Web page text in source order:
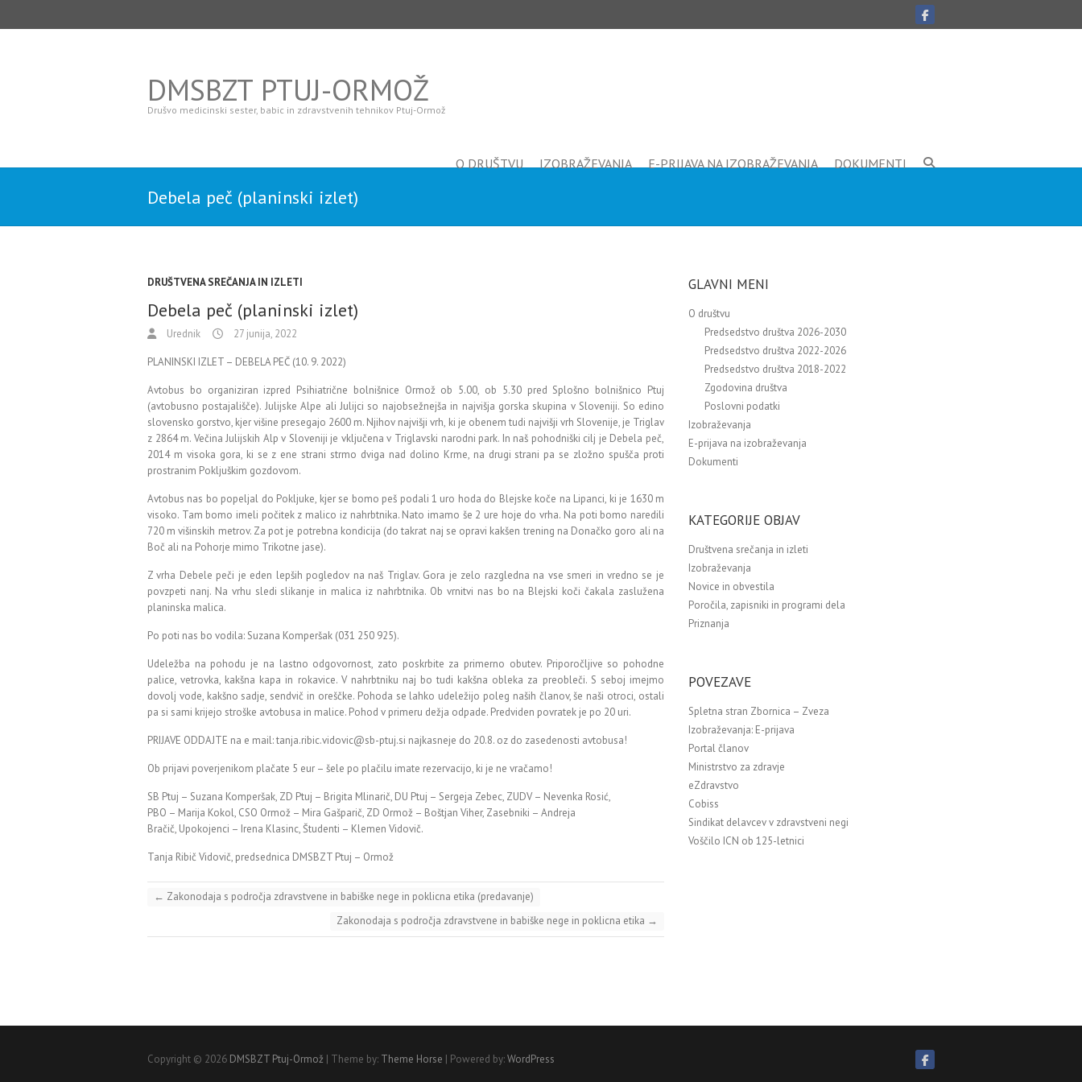
DMSBZT PTUJ-ORMOŽ
Drušvo medicinski sester, babic in zdravstvenih tehnikov Ptuj-Ormož
O DRUŠTVU IZOBRAŽEVANJA E-PRIJAVA NA IZOBRAŽEVANJA DOKUMENTI
Debela peč (planinski izlet)
DRUŠTVENA SREČANJA IN IZLETI
Debela peč (planinski izlet)
Urednik 27 junija, 2022
PLANINSKI IZLET – DEBELA PEČ (10. 9. 2022)
Avtobus bo organiziran izpred Psihiatrične bolnišnice Ormož ob 5.00, ob 5.30 pred Splošno bolnišnico Ptuj
(avtobusno postajališče). Julijske Alpe ali Julijci so najobsežnejša in najvišja gorska skupina v Sloveniji. So edino
slovensko gorstvo, kjer višine presegajo 2600 m. Njihov najvišji vrh, ki je obenem tudi najvišji vrh Slovenije, je Triglav
z 2864 m. Večina Julijskih Alp v Sloveniji je vključena v Triglavski narodni park. In naš pohodniški cilj je Debela peč,
2014 m visoka gora, ki se z ene strani strmo dviga nad dolino Krme, na drugi strani pa se zložno spušča proti
prostranim Pokljuškim gozdovom.
Avtobus nas bo popeljal do Pokljuke, kjer se bomo peš podali 1 uro hoda do Blejske koče na Lipanci, ki je 1630 m
visoko. Tam bomo imeli počitek z malico iz nahrbtnika. Nato imamo še 2 ure hoje do vrha. Na poti bomo naredili
720 m višinskih metrov. Za pot je potrebna kondicija (do takrat naj se opravi kakšen trening na Donačko goro ali na
Boč ali na Pohorje mimo Trikotne jase).
Z vrha Debele peči je eden lepših pogledov na naš Triglav. Gora je zelo razgledna na vse smeri in vredno se je
povzpeti nanj. Na vrhu sledi slikanje in malica iz nahrbtnika. Ob vrnitvi nas bo na Blejski koči čakala zaslužena
planinska malica.
Po poti nas bo vodila: Suzana Komperšak (031 250 925).
Udeležba na pohodu je na lastno odgovornost, zato poskrbite za primerno obutev. Priporočljive so pohodne
palice, vetrovka, kakšna kapa in rokavice. V nahrbtniku naj bo tudi kakšna obleka za preobleči. S seboj imejmo
dovolj vode, kakšno sadje, sendvič in oreščke. Pohoda se lahko udeležijo poleg naših članov, še naši otroci, ostali
pa si sami krijejo stroške avtobusa in malice. Pohod v primeru dežja odpade. Predviden povratek je po 20 uri.
PRIJAVE ODDAJTE na e mail: tanja.ribic.vidovic@sb-ptuj.si najkasneje do 20.8. oz do zasedenosti avtobusa!
Ob prijavi poverjenikom plačate 5 eur – šele po plačilu imate rezervacijo, ki je ne vračamo!
SB Ptuj – Suzana Komperšak, ZD Ptuj – Brigita Mlinarič, DU Ptuj – Sergeja Zebec, ZUDV – Nevenka Rosić,
PBO – Marija Kokol, CSO Ormož – Mira Gašparič, ZD Ormož – Boštjan Viher, Zasebniki – Andreja
Bračič, Upokojenci – Irena Klasinc, Študenti – Klemen Vidovič.
Tanja Ribič Vidovič, predsednica DMSBZT Ptuj – Ormož
← Zakonodaja s področja zdravstvene in babiške nege in poklicna etika (predavanje)
Zakonodaja s področja zdravstvene in babiške nege in poklicna etika →
GLAVNI MENI
O društvu
Predsedstvo društva 2026-2030
Predsedstvo društva 2022-2026
Predsedstvo društva 2018-2022
Zgodovina društva
Poslovni podatki
Izobraževanja
E-prijava na izobraževanja
Dokumenti
KATEGORIJE OBJAV
Društvena srečanja in izleti
Izobraževanja
Novice in obvestila
Poročila, zapisniki in programi dela
Priznanja
POVEZAVE
Spletna stran Zbornica – Zveza
Izobraževanja: E-prijava
Portal članov
Ministrstvo za zdravje
eZdravstvo
Cobiss
Sindikat delavcev v zdravstveni negi
Voščilo ICN ob 125-letnici
Copyright © 2026 DMSBZT Ptuj-Ormož | Theme by: Theme Horse | Powered by:WordPress